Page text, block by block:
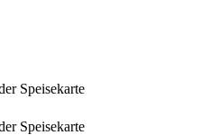
Speisekarte
Speisekarte